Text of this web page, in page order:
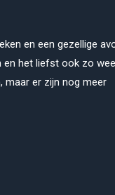
en een gezellige
en het liefst ook zo
maar er zijn nog meer